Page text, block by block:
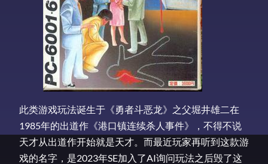
此类游戏玩法诞生于《勇者斗恶龙》之父堀井雄二在
1985年的出道作《港口镇连续杀人事件》，不得不说
天才从出道作开始就是天才。而最近玩家再听到这款游
戏的名字，是2023年SE加入了AI询问玩法之后毁了这